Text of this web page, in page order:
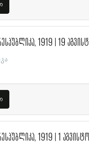
1919 | 19
1919 | 1 აგვისტო